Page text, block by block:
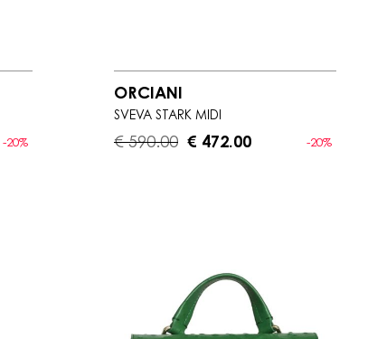
-20%
ORCIANI
SVEVA STARK MIDI
€ 590.00 -20%
€ 472.00